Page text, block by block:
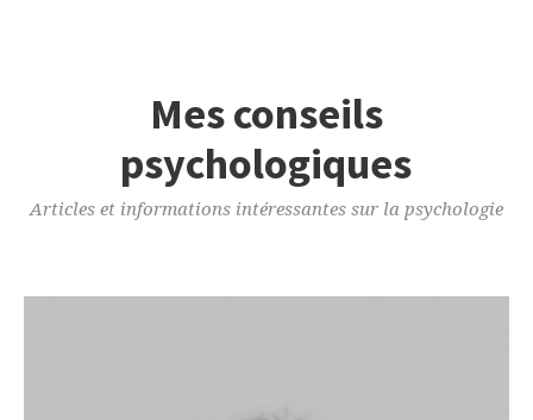
Mes conseils
psychologiques
Articles et informations intéressantes sur la psychologie